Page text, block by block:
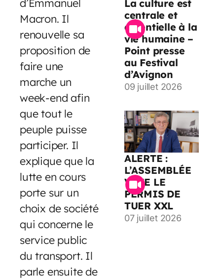
d’Emmanuel
Macron. Il
renouvelle sa
proposition de
faire une
marche un
week-end afin
que tout le
peuple puisse
participer. Il
explique que la
lutte en cours
porte sur un
choix de société
qui concerne le
service public
du transport. Il
parle ensuite de
La culture est
centrale et
essentielle à la
vie humaine –
Point presse
au Festival
d’Avignon
09 juillet 2026
ALERTE :
L’ASSEMBLÉE
VOTE LE
PERMIS DE
TUER XXL
07 juillet 2026